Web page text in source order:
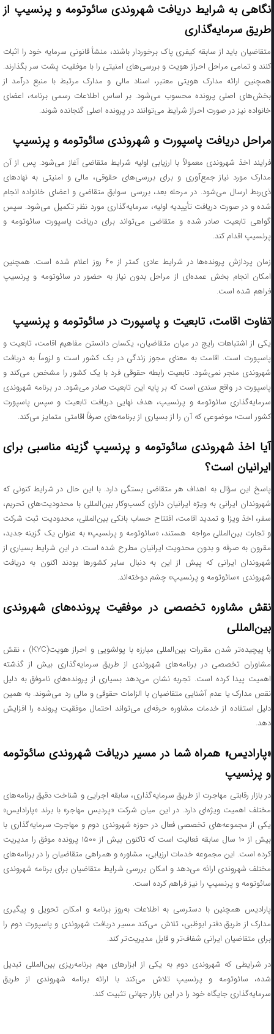
نگاهی به شرایط دریافت شهروندی سائوتومه و پرنسیپ از
طریق سرمایه‌گذاری
متقاضیان باید از سابقه کیفری پاک برخوردار باشند، منشأ قانونی سرمایه خود را اثبات
کنند و تمامی مراحل احراز هویت و بررسی‌های امنیتی را با موفقیت پشت سر بگذارند.
همچنین ارائه مدارک هویتی معتبر، اسناد مالی و مدارک مرتبط با منبع درآمد از
بخش‌های اصلی پرونده محسوب می‌شود. بر اساس اطلاعات رسمی برنامه، اعضای
خانواده نیز در صورت احراز شرایط می‌توانند در پرونده اصلی گنجانده شوند.
مراحل دریافت پاسپورت و شهروندی سائوتومه و پرنسیپ
فرایند اخذ شهروندی معمولاً با ارزیابی اولیه شرایط متقاضی آغاز می‌شود. پس از آن
مدارک مورد نیاز جمع‌آوری و برای بررسی‌های حقوقی، مالی و امنیتی به نهادهای
ذی‌ربط ارسال می‌شود. در مرحله بعد، بررسی سوابق متقاضی و اعضای خانواده انجام
شده و در صورت دریافت تأییدیه اولیه، سرمایه‌گذاری مورد نظر تکمیل می‌شود. سپس
گواهی تابعیت صادر شده و متقاضی می‌تواند برای دریافت پاسپورت سائوتومه و
پرنسیپ اقدام کند.
زمان پردازش پرونده‌ها در شرایط عادی کمتر از ۶۰ روز اعلام شده است. همچنین
امکان انجام بخش عمده‌ای از مراحل بدون نیاز به حضور در سائوتومه و پرنسیپ
فراهم شده است.
تفاوت اقامت، تابعیت و پاسپورت در سائوتومه و پرنسیپ
یکی از اشتباهات رایج در میان متقاضیان، یکسان دانستن مفاهیم اقامت، تابعیت و
پاسپورت است. اقامت به معنای مجوز زندگی در یک کشور است و لزوماً به دریافت
شهروندی منجر نمی‌شود. تابعیت رابطه حقوقی فرد با یک کشور را مشخص می‌کند و
پاسپورت در واقع سندی است که بر پایه این تابعیت صادر می‌شود. در برنامه شهروندی
سرمایه‌گذاری سائوتومه و پرنسیپ، هدف نهایی دریافت تابعیت و سپس پاسپورت
کشور است؛ موضوعی که آن را از بسیاری از برنامه‌های صرفاً اقامتی متمایز می‌کند.
آیا اخذ شهروندی سائوتومه و پرنسیپ گزینه مناسبی برای
ایرانیان است؟
پاسخ این سؤال به اهداف هر متقاضی بستگی دارد. با این حال در شرایط کنونی که
شهروندان ایرانی به ویژه ایرانیان دارای کسب‌وکار بین‌المللی با محدودیت‌های تحریم،
سفر، اخذ ویزا و تمدید اقامت، افتتاح حساب بانکی بین‌المللی، محدودیت ثبت شرکت
و تجارت بین‌المللی مواجه هستند، «سائوتومه و پرنسیپ» به عنوان یک گزینه جدید،
مقرون به صرفه و بدون محدویت‌ ایرانیان مطرح شده است. در این شرایط بسیاری از
شهروندان ایرانی که پیش از این به دنبال سایر کشورها بودند اکنون به دریافت
شهروندی «سائوتومه و پرنسیپ» چشم دوخته‌اند.
نقش مشاوره تخصصی در موفقیت پرونده‌های شهروندی
بین‌المللی
با پیچیده‌تر شدن مقررات بین‌المللی مبارزه با پولشویی و احراز هویت(KYC) ، نقش
مشاوران تخصصی در برنامه‌های شهروندی از طریق سرمایه‌گذاری بیش از گذشته
اهمیت پیدا کرده است. تجربه نشان می‌دهد بسیاری از پرونده‌های ناموفق به دلیل
نقص مدارک یا عدم آشنایی متقاضیان با الزامات حقوقی و مالی رد می‌شوند. به همین
دلیل استفاده از خدمات مشاوره حرفه‌ای می‌تواند احتمال موفقیت پرونده را افزایش
دهد.
«پارادیس» همراه شما در مسیر دریافت شهروندی سائوتومه
و پرنسیپ
در بازار رقابتی مهاجرت از طریق سرمایه‌گذاری، سابقه اجرایی و شناخت دقیق برنامه‌های
مختلف اهمیت ویژه‌ای دارد. در این میان شرکت «پردیس مهاجر» با برند «پارادایس»
یکی از مجموعه‌های تخصصی فعال در حوزه شهروندی دوم و مهاجرت سرمایه‌گذاری با
بیش از ۱۰ سال سابقه فعالیت است که تاکنون بیش از ۱۵۰۰ پرونده موفق را مدیریت
کرده است. این مجموعه خدمات ارزیابی، مشاوره و همراهی متقاضیان را در برنامه‌های
مختلف شهروندی ارائه می‌دهد و امکان بررسی شرایط متقاضیان برای برنامه شهروندی
سائوتومه و پرنسیپ را نیز فراهم کرده است.
پارادیس همچنین با دسترسی به اطلاعات به‌روز برنامه و امکان تحویل و پیگیری
مدارک از طریق دفتر ابوظبی، تلاش می‌کند مسیر دریافت شهروندی و پاسپورت دوم را
برای متقاضیان ایرانی شفاف‌تر و قابل مدیریت‌تر کند.
در شرایطی که شهروندی دوم به یکی از ابزارهای مهم برنامه‌ریزی بین‌المللی تبدیل
شده، سائوتومه و پرنسیپ تلاش می‌کند با ارائه برنامه شهروندی از طریق
سرمایه‌گذاری جایگاه خود را در این بازار جهانی تثبیت کند.